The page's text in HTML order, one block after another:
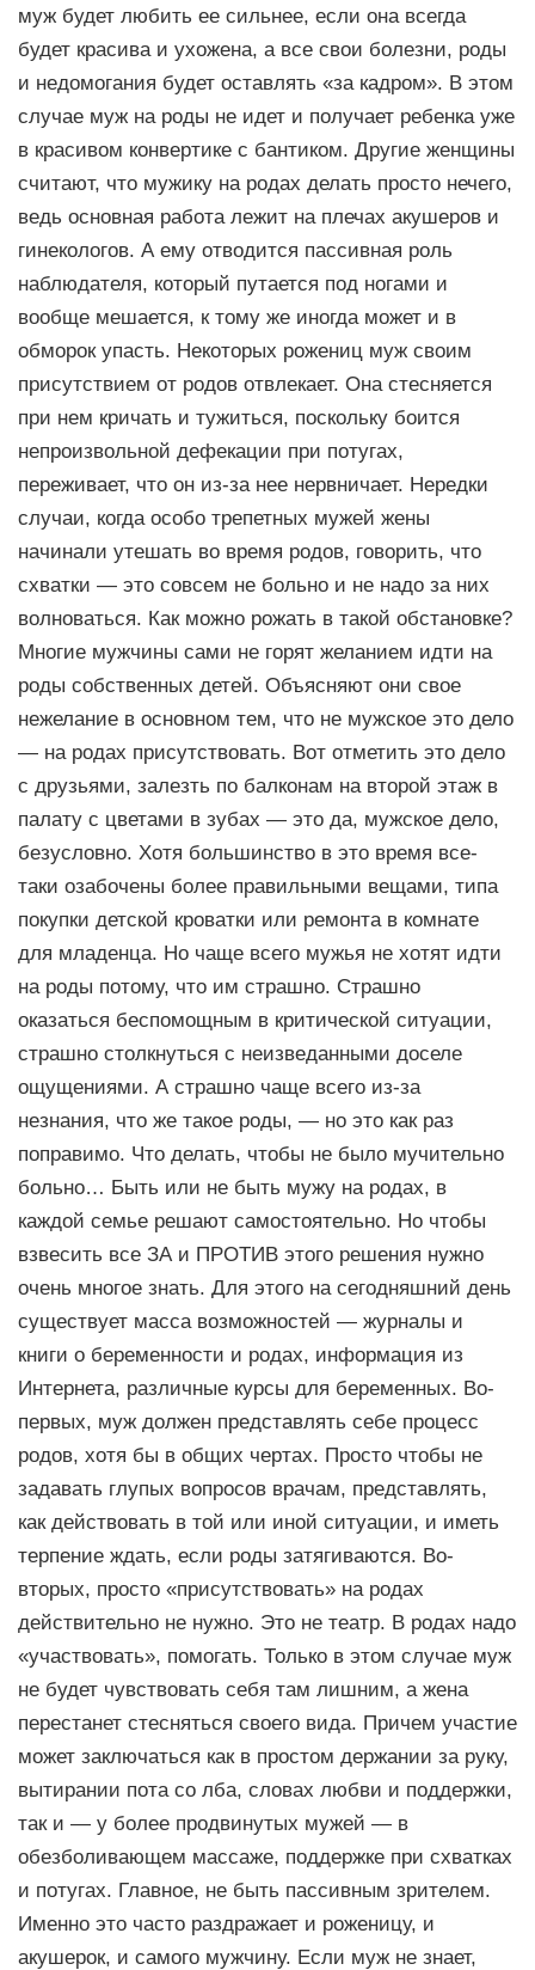
муж будет любить ее сильнее, если она всегда
будет красива и ухожена, а все свои болезни, роды
и недомогания будет оставлять «за кадром». В этом
случае муж на роды не идет и получает ребенка уже
в красивом конвертике с бантиком. Другие женщины
считают, что мужику на родах делать просто нечего,
ведь основная работа лежит на плечах акушеров и
гинекологов. А ему отводится пассивная роль
наблюдателя, который путается под ногами и
вообще мешается, к тому же иногда может и в
обморок упасть. Некоторых рожениц муж своим
присутствием от родов отвлекает. Она стесняется
при нем кричать и тужиться, поскольку боится
непроизвольной дефекации при потугах,
переживает, что он из-за нее нервничает. Нередки
случаи, когда особо трепетных мужей жены
начинали утешать во время родов, говорить, что
схватки — это совсем не больно и не надо за них
волноваться. Как можно рожать в такой обстановке?
Многие мужчины сами не горят желанием идти на
роды собственных детей. Объясняют они свое
нежелание в основном тем, что не мужское это дело
— на родах присутствовать. Вот отметить это дело
с друзьями, залезть по балконам на второй этаж в
палату с цветами в зубах — это да, мужское дело,
безусловно. Хотя большинство в это время все-
таки озабочены более правильными вещами, типа
покупки детской кроватки или ремонта в комнате
для младенца. Но чаще всего мужья не хотят идти
на роды потому, что им страшно. Страшно
оказаться беспомощным в критической ситуации,
страшно столкнуться с неизведанными доселе
ощущениями. А страшно чаще всего из-за
незнания, что же такое роды, — но это как раз
поправимо. Что делать, чтобы не было мучительно
больно… Быть или не быть мужу на родах, в
каждой семье решают самостоятельно. Но чтобы
взвесить все ЗА и ПРОТИВ этого решения нужно
очень многое знать. Для этого на сегодняшний день
существует масса возможностей — журналы и
книги о беременности и родах, информация из
Интернета, различные курсы для беременных. Во-
первых, муж должен представлять себе процесс
родов, хотя бы в общих чертах. Просто чтобы не
задавать глупых вопросов врачам, представлять,
как действовать в той или иной ситуации, и иметь
терпение ждать, если роды затягиваются. Во-
вторых, просто «присутствовать» на родах
действительно не нужно. Это не театр. В родах надо
«участвовать», помогать. Только в этом случае муж
не будет чувствовать себя там лишним, а жена
перестанет стесняться своего вида. Причем участие
может заключаться как в простом держании за руку,
вытирании пота со лба, словах любви и поддержки,
так и — у более продвинутых мужей — в
обезболивающем массаже, поддержке при схватках
и потугах. Главное, не быть пассивным зрителем.
Именно это часто раздражает и роженицу, и
акушерок, и самого мужчину. Если муж не знает,